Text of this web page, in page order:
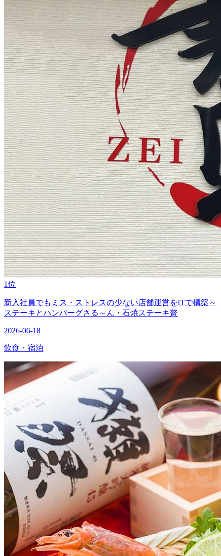
1位
新入社員でもミス・ストレスの少ない店舗運営をITで構築～
ステーキとハンバーグさる～ん・石焼ステーキ贅
2026-06-18
飲食・宿泊